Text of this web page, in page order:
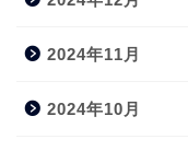
2024年11月
2024年10月